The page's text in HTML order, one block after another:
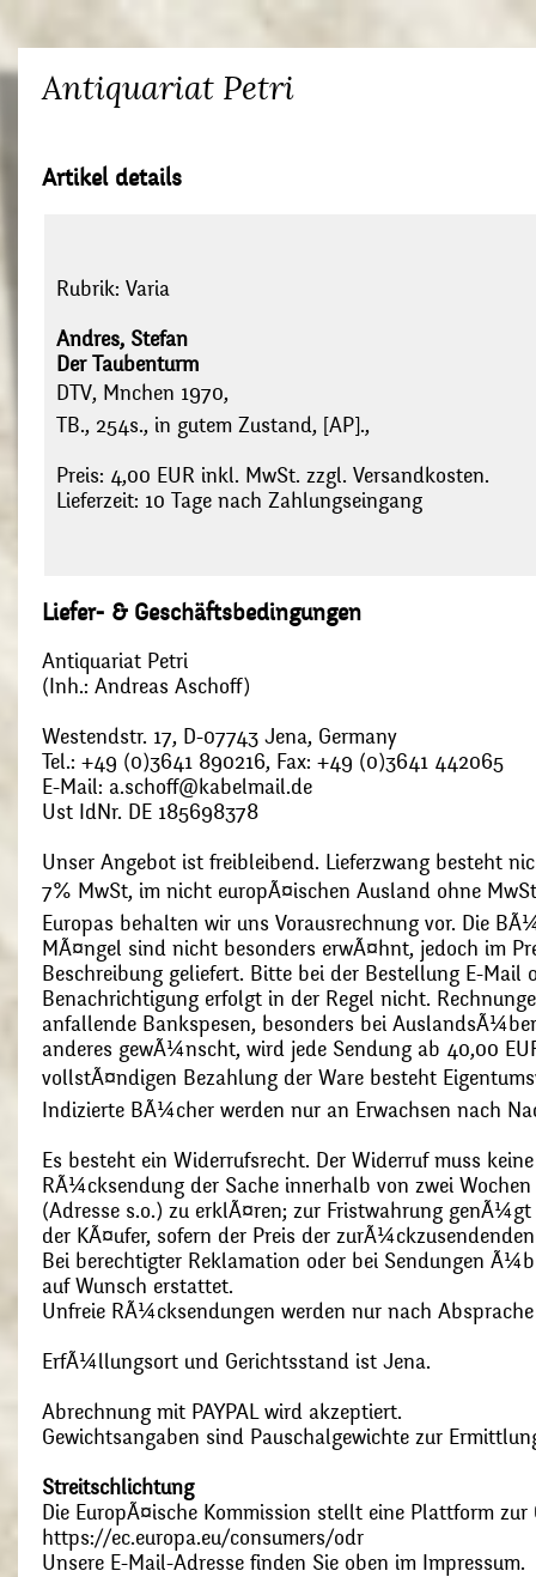
Antiquariat Petri
Artikel details
Rubrik: Varia
Andres, Stefan
Der Taubenturm
DTV, Mnchen 1970,
TB., 254s., in gutem Zustand, [AP].,
Preis: 4,00 EUR inkl. MwSt. zzgl. Versandkosten.
Lieferzeit: 10 Tage nach Zahlungseingang
Liefer- & Geschäftsbedingungen
Antiquariat Petri
(Inh.: Andreas Aschoff)
Westendstr. 17, D-07743 Jena, Germany
Tel.: +49 (0)3641 890216, Fax: +49 (0)3641 442065
E-Mail: a.schoff@kabelmail.de
Ust IdNr. DE 185698378
Unser Angebot ist freibleibend. Lieferzwang besteht
7% MwSt, im nicht europÃ¤ischen Ausland ohne
Europas behalten wir uns Vorausrechnung vor. Die
MÃ¤ngel sind nicht besonders erwÃ¤hnt, jedoch im
Beschreibung geliefert. Bitte bei der Bestellung E-Mail
Benachrichtigung erfolgt in der Regel nicht.
anfallende Bankspesen, besonders bei
anderes gewÃ¼nscht, wird jede Sendung ab 40,00
vollstÃ¤ndigen Bezahlung der Ware besteht
Indizierte BÃ¼cher werden nur an Erwachsen nach
Es besteht ein Widerrufsrecht. Der Widerruf muss
RÃ¼cksendung der Sache innerhalb von zwei
(Adresse s.o.) zu erklÃ¤ren; zur Fristwahrung
der KÃ¤ufer, sofern der Preis der
Bei berechtigter Reklamation oder bei Sendungen
auf Wunsch erstattet.
Unfreie RÃ¼cksendungen werden nur nach
ErfÃ¼llungsort und Gerichtsstand ist Jena.
Abrechnung mit PAYPAL wird akzeptiert.
Gewichtsangaben sind Pauschalgewichte zur
Streitschlichtung
Die EuropÃ¤ische Kommission stellt eine Plattform
https://ec.europa.eu/consumers/odr
Unsere E-Mail-Adresse finden Sie oben im Impressum.